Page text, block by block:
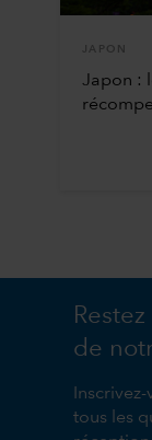
JAPON
Japon :
de
tous les